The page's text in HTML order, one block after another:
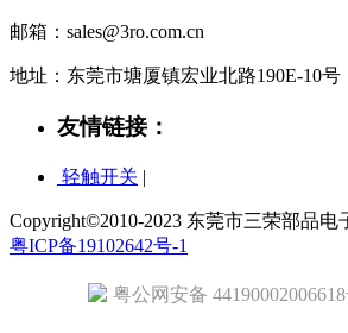
邮箱：sales@3ro.com.cn
地址：东莞市塘厦镇宏业北路190E-10号
友情链接：
轻触开关 |
Copyright©2010-2023 东莞市三荣部品
粤ICP备19102642号-1
粤公网安备